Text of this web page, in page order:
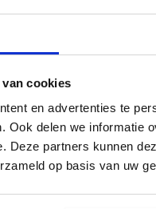
cookies
en advertenties te
Ook delen we informatie
Deze partners kunnen
op basis van uw
BEOORDELINGEN (0)
A2
zijn een betere
wordt montage
een optimale
indraaien makkelijker